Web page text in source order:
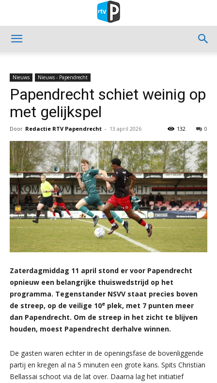
Nieuws Nieuws - Papendrecht
Papendrecht schiet weinig op
met gelijkspel
Door Redactie RTV Papendrecht - 13 april 2026 0
132
Zaterdagmiddag 11 april stond er voor Papendrecht
opnieuw een belangrijke thuiswedstrijd op het
programma. Tegenstander NSVV staat precies boven
de streep, op de veilige 10e plek, met 7 punten meer
dan Papendrecht. Om de streep in het zicht te blijven
houden, moest Papendrecht derhalve winnen.
De gasten waren echter in de openingsfase de bovenliggende
partij en kregen al na 5 minuten een grote kans. Spits Christian
Bellassai schoot via de lat over. Daarna lag het initiatief